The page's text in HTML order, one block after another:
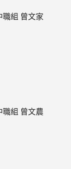
組 曾文家
組 曾文農